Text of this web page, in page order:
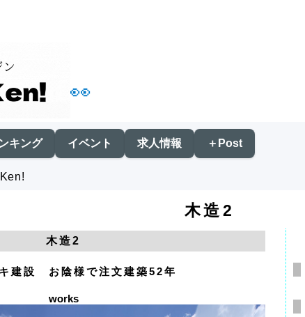
👀
キング イベント 求人情報 ＋Post
木造2
木造2
建設 お陰様で注文建築52年
works